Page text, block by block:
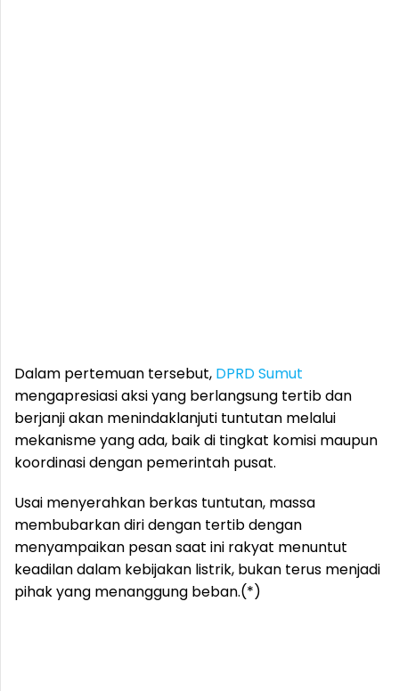
Dalam pertemuan tersebut, DPRD Sumut
mengapresiasi aksi yang berlangsung tertib dan
berjanji akan menindaklanjuti tuntutan melalui
mekanisme yang ada, baik di tingkat komisi maupun
koordinasi dengan pemerintah pusat.
Usai menyerahkan berkas tuntutan, massa
membubarkan diri dengan tertib dengan
menyampaikan pesan saat ini rakyat menuntut
keadilan dalam kebijakan listrik, bukan terus menjadi
pihak yang menanggung beban.(*)